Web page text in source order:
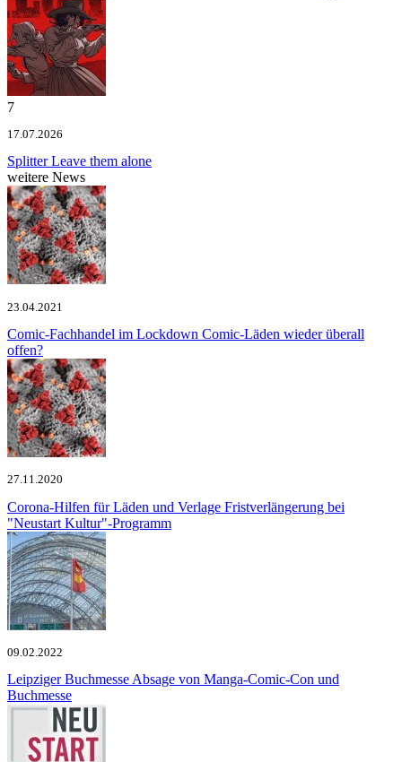
7
17.07.2026
SplitterLeave them alone
weitere News
23.04.2021
Comic-Fachhandel im Lockdown Comic-Läden wieder überall
offen?
27.11.2020
Corona-Hilfen für Läden und Verlage Fristverlängerung bei
"Neustart Kultur"-Programm
09.02.2022
Leipziger Buchmesse Absage von Manga-Comic-Con und
Buchmesse